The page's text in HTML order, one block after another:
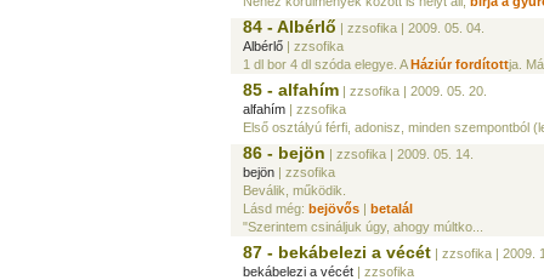
84 - Albérlő | zzsofika | 2009. 05. 04.
Albérlő | zzsofika
1 dl bor 4 dl szóda elegye. AHáziúr fordítottja.
85 - alfahím | zzsofika | 2009. 05. 20.
alfahím | zzsofika
Első osztályú férfi, adonisz, minden szempontból
86 - bejön | zzsofika | 2009. 05. 14.
bejön | zzsofika
Beválik, működik.
Lásd még: bejövős | betalál
"Szerintem csináljuk úgy, ahogy múltko...
87 - bekábelezi a vécét | zzsofika | 2009.
bekábelezi a vécét | zzsofika